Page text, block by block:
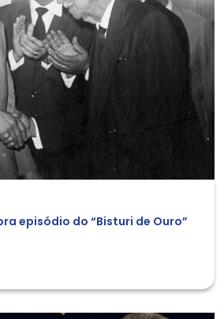
episódio do “Bisturi de Ouro”